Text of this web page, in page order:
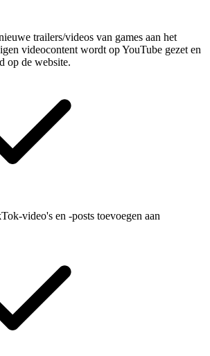
trailers/videos van games aan het
videocontent wordt op YouTube gezet en
op de website.
video's en -posts toevoegen aan